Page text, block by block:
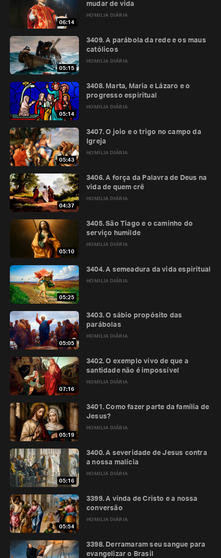
06:14
HOMILIA DIÁRIA
mudar de vida
05:15
HOMILIA DIÁRIA
3409. A parábola da rede e os maus
católicos
05:14
HOMILIA DIÁRIA
3408. Marta, Maria e Lázaro e o
progresso espiritual
05:43
HOMILIA DIÁRIA
3407. O joio e o trigo no campo da
Igreja
04:37
HOMILIA DIÁRIA
3406. A força da Palavra de Deus na
vida de quem crê
05:10
HOMILIA DIÁRIA
3405. São Tiago e o caminho do
serviço humilde
05:25
HOMILIA DIÁRIA
3404. A semeadura da vida espiritual
05:05
HOMILIA DIÁRIA
3403. O sábio propósito das
parábolas
07:16
HOMILIA DIÁRIA
3402. O exemplo vivo de que a
santidade não é impossível
05:19
HOMILIA DIÁRIA
3401. Como fazer parte da família de
Jesus?
05:16
HOMILIA DIÁRIA
3400. A severidade de Jesus contra
a nossa malícia
05:54
HOMILIA DIÁRIA
3399. A vinda de Cristo e a nossa
conversão
3398. Derramaram seu sangue para
evangelizar o Brasil